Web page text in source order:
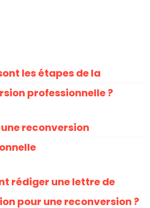
les étapes de la
professionnelle ?
reconversion
rédiger une lettre de
pour une reconversion ?